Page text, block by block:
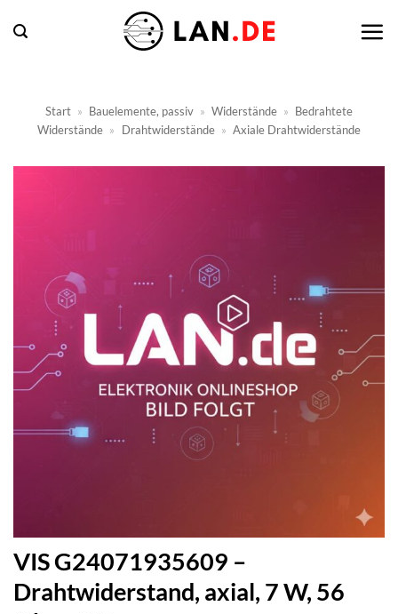
Inhalt
Start » Bauelemente, passiv » Widerstände » Bedrahtete
Widerstände » Drahtwiderstände » Axiale Drahtwiderstände
VIS G24071935609 –
Drahtwiderstand, axial, 7 W, 56